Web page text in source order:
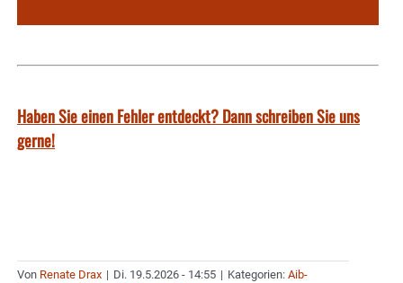
Haben Sie einen Fehler entdeckt? Dann schreiben Sie uns
gerne!
Von Renate Drax | Di. 19.5.2026 - 14:55 | Kategorien: Aib-